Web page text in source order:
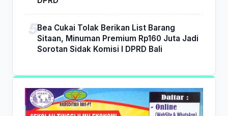
Bea Cukai Tolak Berikan List Barang
Sitaan, Minuman Premium Rp160 Juta Jadi
Sorotan Sidak Komisi I DPRD Bali